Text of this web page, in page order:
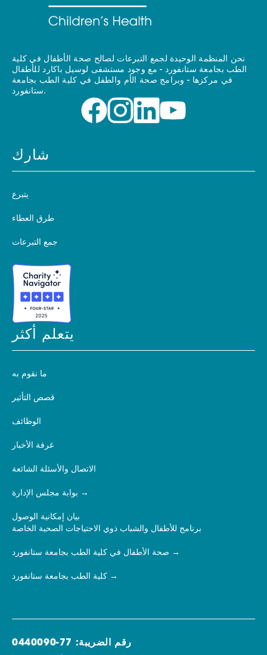
نحن المنظمة الوحيدة لجمع التبرعات لصالح صحة الأطفال في كلية
الطب بجامعة ستانفورد - مع وجود مستشفى لوسيل باكارد للأطفال
في مركزها - وبرامج صحة الأم والطفل في كلية الطب بجامعة
ستانفورد.
شارك
يتبرع
طرق العطاء
جمع التبرعات
يتعلم أكثر
ما نقوم به
قصص التأثير
الوظائف
غرفة الأخبار
الاتصال والأسئلة الشائعة
بوابة مجلس الإدارة
بيان إمكانية الوصول
برنامج للأطفال والشباب ذوي الاحتياجات الصحية الخاصة
صحة الأطفال في كلية الطب بجامعة ستانفورد
كلية الطب بجامعة ستانفورد
رقم الضريبة: 77-0440090